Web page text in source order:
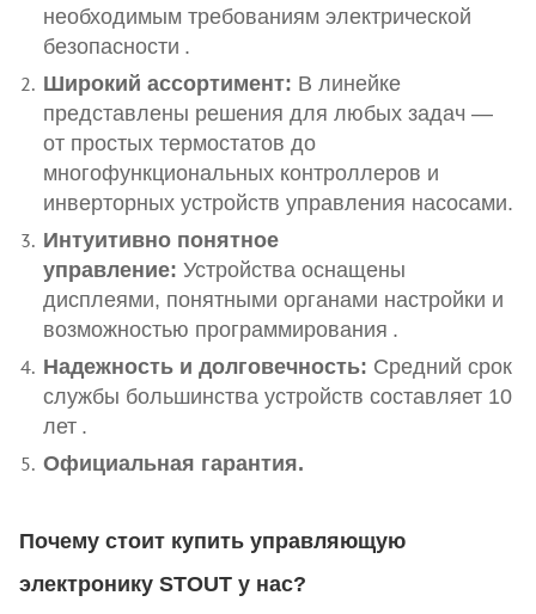
необходимым требованиям электрической
безопасности .
Широкий ассортимент: В линейке
представлены решения для любых задач —
от простых термостатов до
многофункциональных контроллеров и
инверторных устройств управления насосами.
Интуитивно понятное
управление: Устройства оснащены
дисплеями, понятными органами настройки и
возможностью программирования .
Надежность и долговечность: Средний срок
службы большинства устройств составляет 10
лет .
Официальная гарантия.
Почему стоит купить управляющую
электронику STOUT у нас?